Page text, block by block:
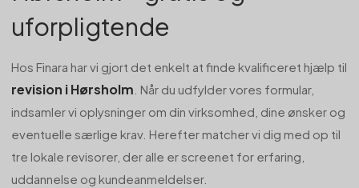
uforpligtende
Hos Finara har vi gjort det enkelt at finde kvalificeret hjælp til
revision i Hørsholm . Når du udfylder vores formular,
indsamler vi oplysninger om din virksomhed, dine ønsker og
eventuelle særlige krav. Herefter matcher vi dig med op til
tre lokale revisorer, der alle er screenet for erfaring,
uddannelse og kundeanmeldelser.